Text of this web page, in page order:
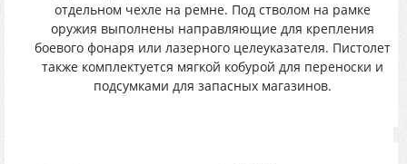
отдельном чехле на ремне. Под стволом на рамке
оружия выполнены направляющие для крепления
боевого фонаря или лазерного целеуказателя. Пистолет
также комплектуется мягкой кобурой для переноски и
подсумками для запасных магазинов.